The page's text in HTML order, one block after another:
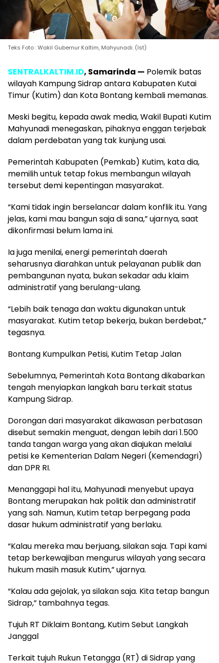
Teks Foto : Wakil Gubernur Kaltim, Mahyunadi. (Ist)
SENTRALKALTIM.ID, Samarinda — Polemik batas
wilayah Kampung Sidrap antara Kabupaten Kutai
Timur (Kutim) dan Kota Bontang kembali memanas.
Meski begitu, kepada awak media, Wakil Bupati Kutim
Mahyunadi menegaskan, pihaknya enggan terjebak
dalam perdebatan yang tak kunjung usai.
Pemerintah Kabupaten (Pemkab) Kutim, kata dia,
memilih untuk tetap fokus membangun wilayah
tersebut demi kepentingan masyarakat.
“Kami tidak ingin berselancar dalam konflik itu. Yang
jelas, kami mau bangun saja di sana,” ujarnya, saat
dikonfirmasi belum lama ini.
Ia juga menilai, energi pemerintah daerah
seharusnya diarahkan untuk pelayanan publik dan
pembangunan nyata, bukan sekadar adu klaim
administratif yang berulang-ulang.
“Lebih baik tenaga dan waktu digunakan untuk
masyarakat. Kutim tetap bekerja, bukan berdebat,”
tegasnya.
Bontang Kumpulkan Petisi, Kutim Tetap Jalan
Sebelumnya, Pemerintah Kota Bontang dikabarkan
tengah menyiapkan langkah baru terkait status
Kampung Sidrap.
Dorongan dari masyarakat dikawasan perbatasan
disebut semakin menguat, dengan lebih dari 1.500
tanda tangan warga yang akan diajukan melalui
petisi ke Kementerian Dalam Negeri (Kemendagri)
dan DPR RI.
Menanggapi hal itu, Mahyunadi menyebut upaya
Bontang merupakan hak politik dan administratif
yang sah. Namun, Kutim tetap berpegang pada
dasar hukum administratif yang berlaku.
“Kalau mereka mau berjuang, silakan saja. Tapi kami
tetap berkewajiban mengurus wilayah yang secara
hukum masih masuk Kutim,” ujarnya.
“Kalau ada gejolak, ya silakan saja. Kita tetap bangun
Sidrap,” tambahnya tegas.
Tujuh RT Diklaim Bontang, Kutim Sebut Langkah
Janggal
Terkait tujuh Rukun Tetangga (RT) di Sidrap yang